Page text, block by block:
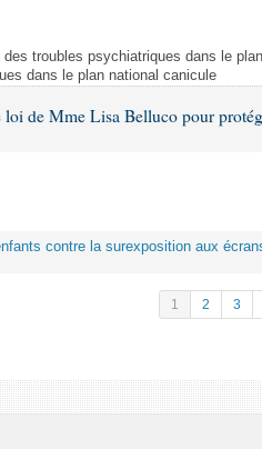
troubles psychiatriques dans le
dans le plan national canicule
de Mme Lisa Belluco pour
contre la surexposition aux
1 2 3